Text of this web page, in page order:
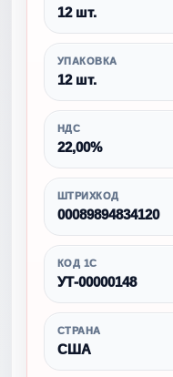
12 шт.
УПАКОВКА
12 шт.
НДС
22,00%
ШТРИХКОД
00089894834120
КОД 1С
УТ-00000148
СТРАНА
США